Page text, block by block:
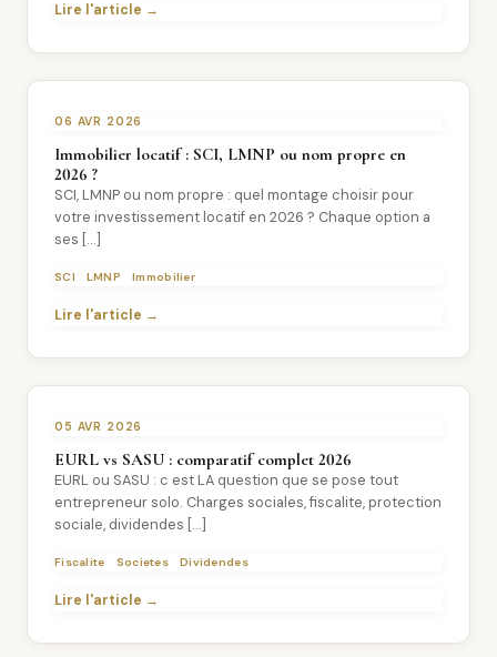
Lire l'article →
06 AVR 2026
Immobilier locatif : SCI, LMNP ou nom propre en
2026 ?
SCI, LMNP ou nom propre : quel montage choisir pour
votre investissement locatif en 2026 ? Chaque option a
ses […]
SCI LMNP Immobilier
Lire l'article →
05 AVR 2026
EURL vs SASU : comparatif complet 2026
EURL ou SASU : c est LA question que se pose tout
entrepreneur solo. Charges sociales, fiscalite, protection
sociale, dividendes […]
Fiscalite Societes Dividendes
Lire l'article →